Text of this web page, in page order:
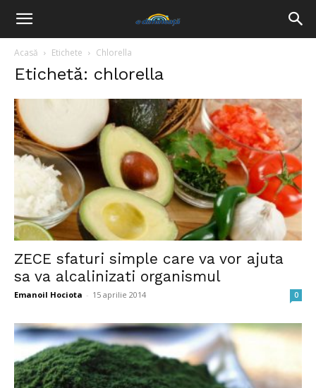
Acasă Etichete Chlorella
Etichetă: chlorella
ZECE sfaturi simple care va vor ajuta
sa va alcalinizati organismul
Emanoil Hociota - 15 aprilie 2014 0